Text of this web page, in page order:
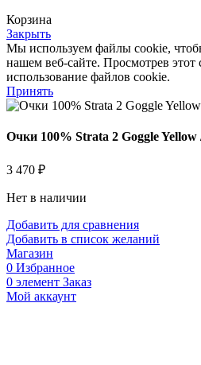
Корзина
Закрыть
Мы используем файлы cookie,
нашем веб-сайте. Просмотрев этот
использование файлов cookie.
Принять
Очки 100% Strata 2 Goggle Yellow
3 470 ₽
Нет в наличии
Добавить для сравнения
Добавить в список желаний
Магазин
0 Избранное
0 элемент Заказ
Мой аккаунт